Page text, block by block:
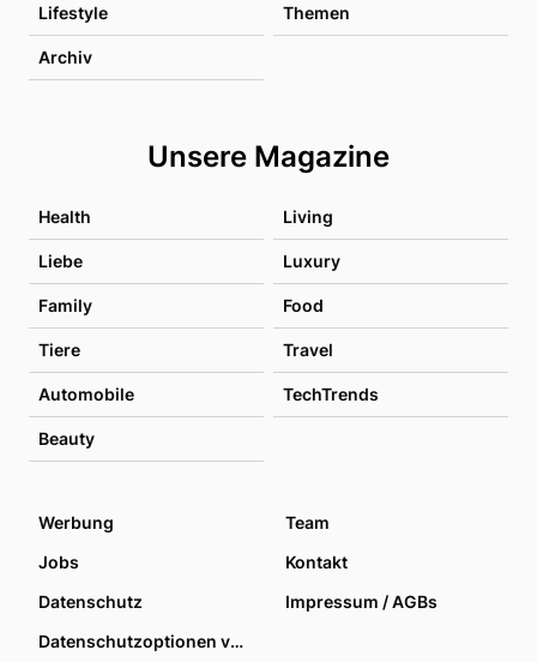
Lifestyle Themen
Archiv
Unsere Magazine
Health Living
Liebe Luxury
Family Food
Tiere Travel
Automobile TechTrends
Beauty
Werbung
Team
Jobs
Kontakt
Datenschutz
Impressum / AGBs
Datenschutzoptionen verwalten